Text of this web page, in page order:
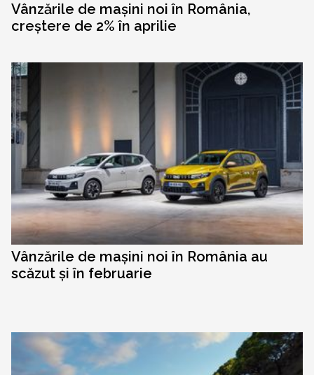
Vânzările de mașini noi în România,
creștere de 2% în aprilie
Vânzările de mașini noi în România au
scăzut și în februarie